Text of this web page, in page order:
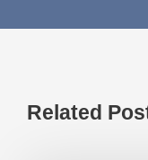
Related